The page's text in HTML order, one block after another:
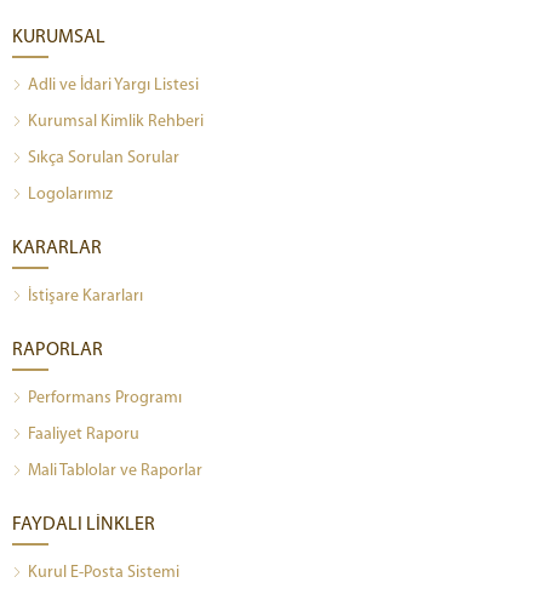
KURUMSAL
Adli ve İdari Yargı Listesi
Kurumsal Kimlik Rehberi
Sıkça Sorulan Sorular
Logolarımız
KARARLAR
İstişare Kararları
RAPORLAR
Performans Programı
Faaliyet Raporu
Mali Tablolar ve Raporlar
FAYDALI LİNKLER
Kurul E-Posta Sistemi